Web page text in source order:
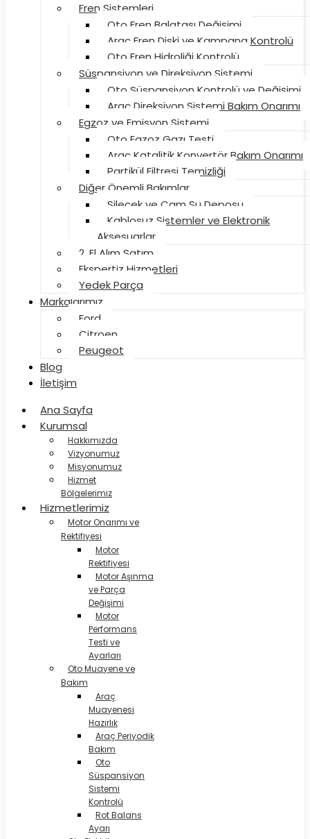
Fren Sistemleri
Oto Fren Balatası Değişimi
Araç Fren Diski ve Kampana Kontrolü
Oto Fren Hidroliği Kontrolü
Süspansiyon ve Direksiyon Sistemi
Oto Süspansiyon Kontrolü ve Değişimi
Araç Direksiyon Sistemi Bakım Onarımı
Egzoz ve Emisyon Sistemi
Oto Egzoz Gazı Testi
Araç Katalitik Konvertör Bakım Onarımı
Partikül Filtresi Temizliği
Diğer Önemli Bakımlar
Silecek ve Cam Su Deposu
Kablosuz Sistemler ve Elektronik
Aksesuarlar
2. El Alım Satım
Ekspertiz Hizmetleri
Yedek Parça
Markalarımız
Ford
Citroen
Peugeot
Blog
İletişim
Ana Sayfa
Kurumsal
Hakkımızda
Vizyonumuz
Misyonumuz
Hizmet
Bölgelerimiz
Hizmetlerimiz
Motor Onarımı ve
Rektifiyesi
Motor
Rektifiyesi
Motor Aşınma
ve Parça
Değişimi
Motor
Performans
Testi ve
Ayarları
Oto Muayene ve
Bakım
Araç
Muayenesi
Hazırlık
Araç Periyodik
Bakım
Oto
Süspansiyon
Sistemi
Kontrolü
Rot Balans
Ayarı